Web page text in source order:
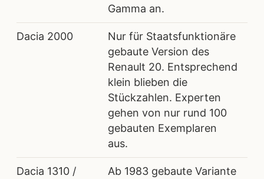
Gamma an.
Dacia 2000
Nur für Staatsfunktionäre
gebaute Version des
Renault 20. Entsprechend
klein blieben die
Stückzahlen. Experten
gehen von nur rund 100
gebauten Exemplaren
aus.
Dacia 1310 /
Ab 1983 gebaute Variante